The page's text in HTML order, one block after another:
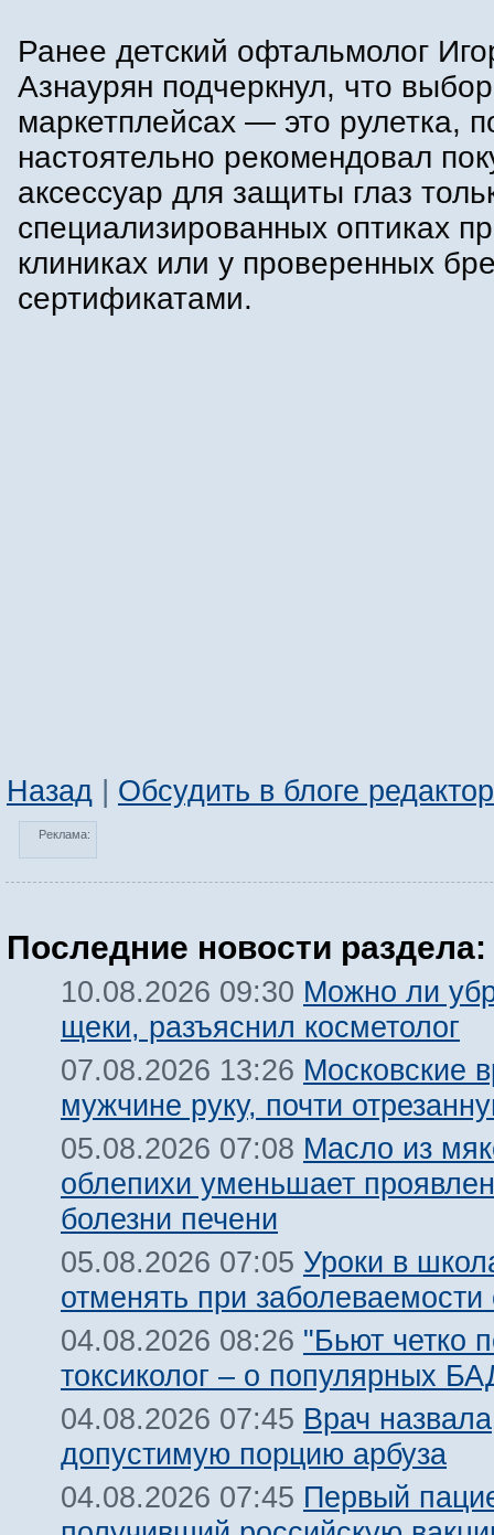
Ранее детский офтальмолог
Азнаурян подчеркнул, что
маркетплейсах — это рулетка,
настоятельно рекомендовал
аксессуар для защиты глаз
специализированных оптиках
клиниках или у проверенных
сертификатами.
Назад | Обсудить в блоге
Реклама:
Последние новости раздела:
10.08.2026 09:30 Можно ли
щеки, разъяснил косметолог
07.08.2026 13:26 Московские
мужчине руку, почти
05.08.2026 07:08 Масло из
облепихи уменьшает
болезни печени
05.08.2026 07:05 Уроки в
отменять при
04.08.2026 08:26 "Бьют четко
токсиколог – о популярных
04.08.2026 07:45 Врач назвала
допустимую порцию арбуза
04.08.2026 07:45 Первый